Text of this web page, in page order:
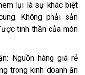
lụi là sự khác biệt
Không phải sản
tinh thần của món
Nguồn hàng giá rẻ
trong kinh doanh ăn